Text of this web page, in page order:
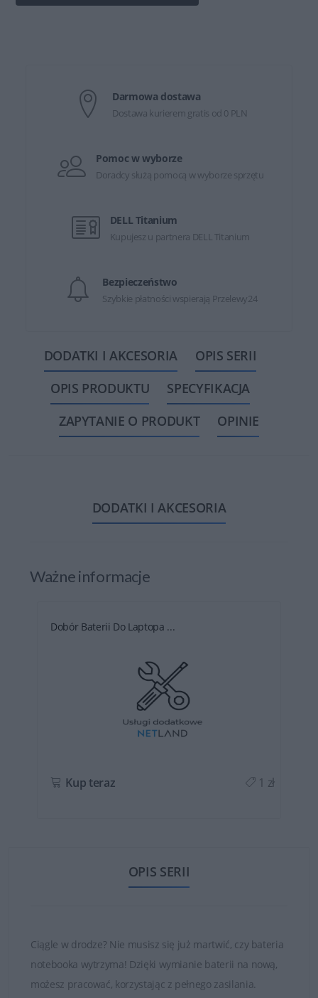
Darmowa dostawa
Dostawa kurierem gratis od 0 PLN
Pomoc w wyborze
Doradcy służą pomocą w wyborze sprzętu
DELL Titanium
Kupujesz u partnera DELL Titanium
Bezpieczeństwo
Szybkie płatności wspierają Przelewy24
DODATKI I AKCESORIA
OPIS SERII
OPIS PRODUKTU
SPECYFIKACJA
ZAPYTANIE O PRODUKT
OPINIE
DODATKI I AKCESORIA
Ważne informacje
Dobór Baterii Do Laptopa ...
Kup teraz 1 zł
OPIS SERII
Ciągle w drodze? Nie musisz się już martwić, czy bateria
notebooka wytrzyma! Dzięki wymianie baterii na nową,
możesz pracować, korzystając z pełnego zasilania.